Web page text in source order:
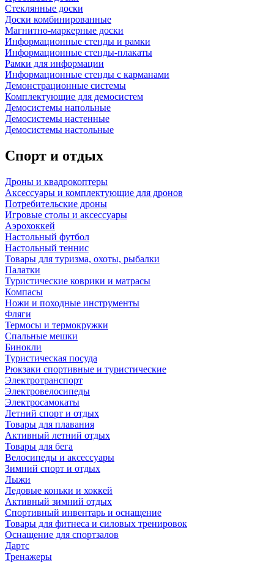
Стеклянные доски
Доски комбинированные
Магнитно-маркерные доски
Информационные стенды и рамки
Информационные стенды-плакаты
Рамки для информации
Информационные стенды с карманами
Демонстрационные системы
Комплектующие для демосистем
Демосистемы напольные
Демосистемы настенные
Демосистемы настольные
Спорт и отдых
Дроны и квадрокоптеры
Аксессуары и комплектующие для дронов
Потребительские дроны
Игровые столы и аксессуары
Аэрохоккей
Настольный футбол
Настольный теннис
Товары для туризма, охоты, рыбалки
Палатки
Туристические коврики и матрасы
Компасы
Ножи и походные инструменты
Фляги
Термосы и термокружки
Спальные мешки
Бинокли
Туристическая посуда
Рюкзаки спортивные и туристические
Электротранспорт
Электровелосипеды
Электросамокаты
Летний спорт и отдых
Товары для плавания
Активный летний отдых
Товары для бега
Велосипеды и аксессуары
Зимний спорт и отдых
Лыжи
Ледовые коньки и хоккей
Активный зимний отдых
Спортивный инвентарь и оснащение
Товары для фитнеса и силовых тренировок
Оснащение для спортзалов
Дартс
Тренажеры